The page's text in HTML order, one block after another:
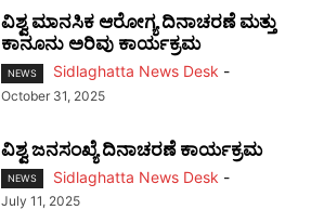
ವಿಶ್ವ ಮಾನಸಿಕ ಆರೋಗ್ಯ ದಿನಾಚರಣೆ ಮತ್ತು
ಕಾನೂನು ಅರಿವು ಕಾರ್ಯಕ್ರಮ
NEWS Sidlaghatta News Desk -
October 31, 2025
ವಿಶ್ವ ಜನಸಂಖ್ಯೆ ದಿನಾಚರಣೆ ಕಾರ್ಯಕ್ರಮ
NEWS Sidlaghatta News Desk -
July 11, 2025